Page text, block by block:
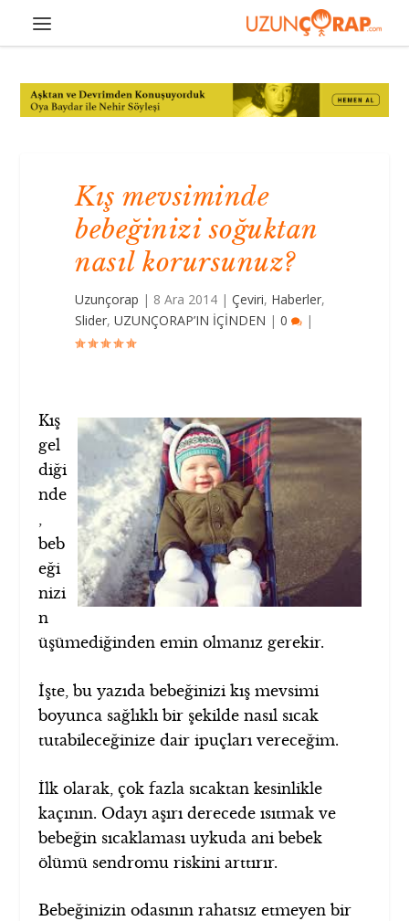
Kış mevsiminde
bebeğinizi soğuktan
nasıl korursunuz?
Uzunçorap | 8 Ara 2014 |Çeviri, Haberler,
Slider,UZUNÇORAP’IN İÇİNDEN |0 |
Kış
gel
diği
nde
,
beb
eği
nizi
n
üşümediğinden emin olmanız gerekir.
İşte, bu yazıda bebeğinizi kış mevsimi
boyunca sağlıklı bir şekilde nasıl sıcak
tutabileceğinize dair ipuçları vereceğim.
İlk olarak, çok fazla sıcaktan kesinlikle
kaçının. Odayı aşırı derecede ısıtmak ve
bebeğin sıcaklaması uykuda ani bebek
ölümü sendromu riskini arttırır.
Bebeğinizin odasının rahatsız etmeyen bir